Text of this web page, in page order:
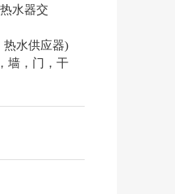
水器交
热水供应器)
墙，门，干